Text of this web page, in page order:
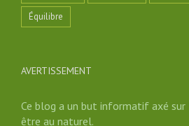
Équilibre
AVERTISSEMENT
Ce blog a un but informatif axé
être au naturel.